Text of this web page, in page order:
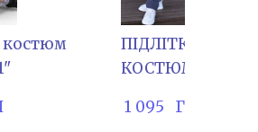
костюм
ПІДЛІТКОВИЙ
КОСТЮМ "ЕВГ-
1 095   ГРН